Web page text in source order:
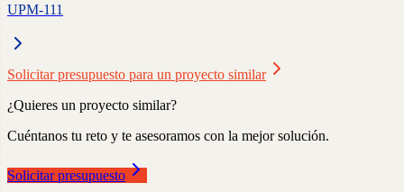
UPM-111
Solicitar presupuesto para un proyecto similar
¿Quieres un proyecto similar?
Cuéntanos tu reto y te asesoramos con la mejor solución.
Solicitar presupuesto